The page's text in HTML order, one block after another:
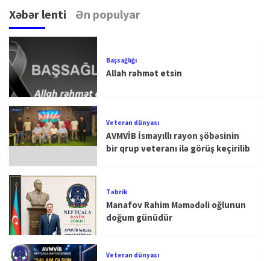
Xəbər lenti Ən populyar
Başsağlığı
Allah rəhmət etsin
Veteran dünyası
AVMVİB İsmayıllı rayon şöbəsinin
bir qrup veteranı ilə görüş keçirilib
Təbrik
Manafov Rahim Məmədəli oğlunun
doğum günüdür
Veteran dünyası